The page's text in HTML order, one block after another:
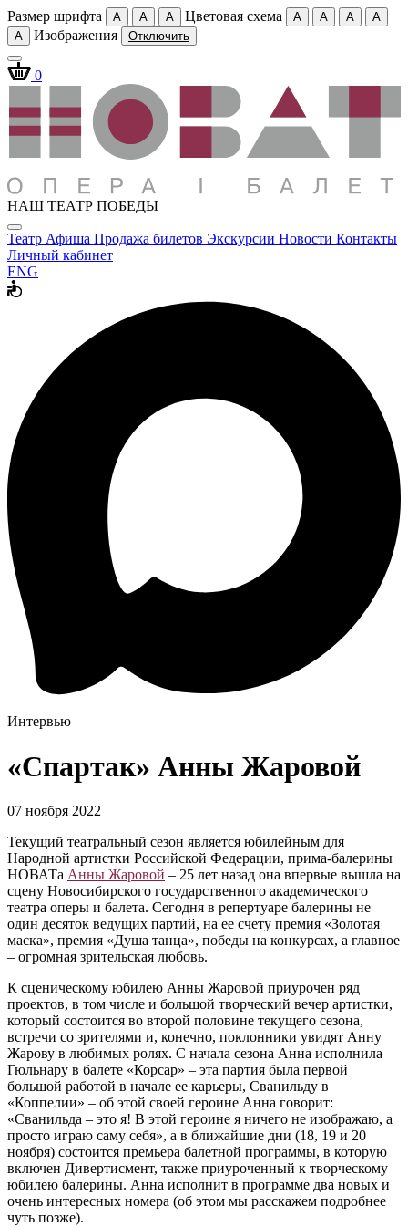
Размер шрифта A A A Цветовая схема A A A
A
A
Изображения Отключить
0
НАШ ТЕАТР ПОБЕДЫ
Театр Афиша Продажа билетов Экскурсии Новости Контакты
Личный кабинет
ENG
Интервью
«Спартак» Анны Жаровой
07 ноября 2022
Текущий театральный сезон является юбилейным для
Народной артистки Российской Федерации, прима-балерины
НОВАТа Анны Жаровой – 25 лет назад она впервые вышла на
сцену Новосибирского государственного академического
театра оперы и балета. Сегодня в репертуаре балерины не
один десяток ведущих партий, на ее счету премия «Золотая
маска», премия «Душа танца», победы на конкурсах, а главное
– огромная зрительская любовь.
К сценическому юбилею Анны Жаровой приурочен ряд
проектов, в том числе и большой творческий вечер артистки,
который состоится во второй половине текущего сезона,
встречи со зрителями и, конечно, поклонники увидят Анну
Жарову в любимых ролях. С начала сезона Анна исполнила
Гюльнару в балете «Корсар» – эта партия была первой
большой работой в начале ее карьеры, Сванильду в
«Коппелии» – об этой своей героине Анна говорит:
«Сванильда – это я! В этой героине я ничего не изображаю, а
просто играю саму себя», а в ближайшие дни (18, 19 и 20
ноября) состоится премьера балетной программы, в которую
включен Дивертисмент, также приуроченный к творческому
юбилею балерины. Анна исполнит в программе два новых и
очень интересных номера (об этом мы расскажем подробнее
чуть позже).